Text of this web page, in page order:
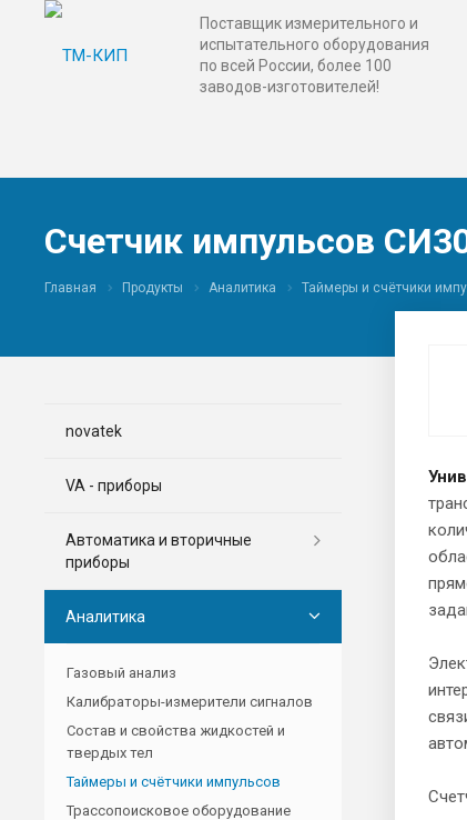
Поставщик измерительного и
испытательного оборудования
по всей России, более 100
заводов-изготовителей!
Счетчик импульсов
Главная Продукты Аналитика Таймеры и счётчики
novatek
VA - приборы
Автоматика и вторичные
приборы
Аналитика
Газовый анализ
Калибраторы-измерители сигналов
Состав и свойства жидкостей и
твердых тел
Таймеры и счётчики импульсов
Трассопоисковое оборудование